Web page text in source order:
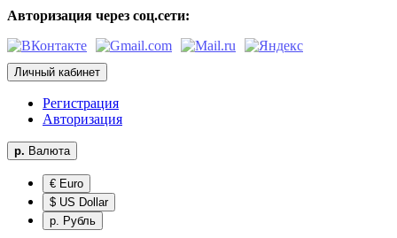
Авторизация через соц.сети:
Личный кабинет
Регистрация
Авторизация
р. Валюта
€ Euro
$ US Dollar
р. Рубль